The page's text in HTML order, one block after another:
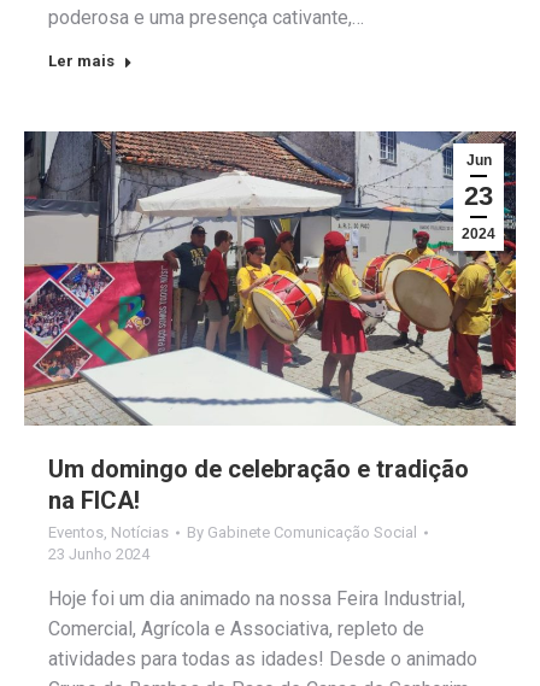
poderosa e uma presença cativante,…
Ler mais
Jun
23
2024
Um domingo de celebração e tradição
na FICA!
Eventos Notícias By Gabinete Comunicação Social
23 Junho 2024
Hoje foi um dia animado na nossa Feira Industrial,
Comercial, Agrícola e Associativa, repleto de
atividades para todas as idades! Desde o animado